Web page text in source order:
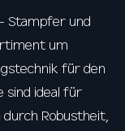
Stampfer und
um
für den
sind ideal für
Robustheit,